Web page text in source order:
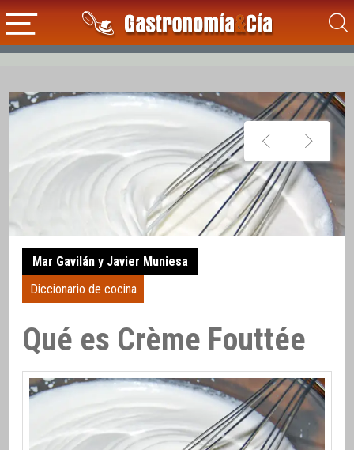
Mar Gavilán y Javier Muniesa
Diccionario de cocina
Qué es Crème Fouttée